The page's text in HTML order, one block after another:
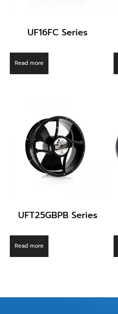
UF16FC Series
Read more
UFT25GBPB Series
Read more